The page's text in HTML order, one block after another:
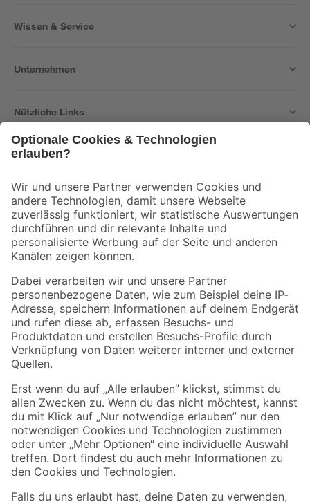
Wissen & Service
Unternehmen
Nützliche Links
Der toom Newsletter: Keine Angebote und Aktionen mehr verpassen!
Zur Newsletter Anmeldung
Folge uns
Zahlungsarten Versandarten
Sicher einkaufen
Jetzt die toom-App herunterladen